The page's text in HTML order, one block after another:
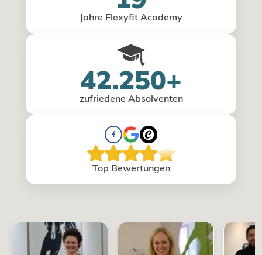
Jahre Flexyfit Academy
42.250+
zufriedene Absolventen
Top Bewertungen